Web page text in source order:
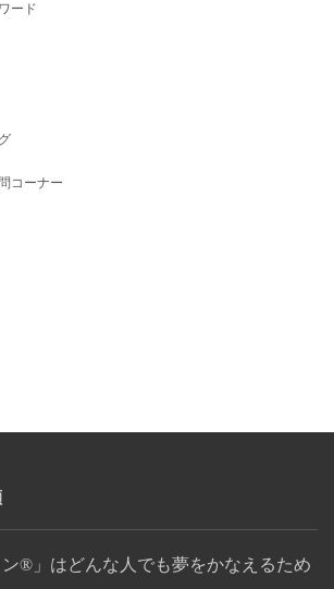
ード
コーナー
ン®」はどんな人でも夢をかなえるため